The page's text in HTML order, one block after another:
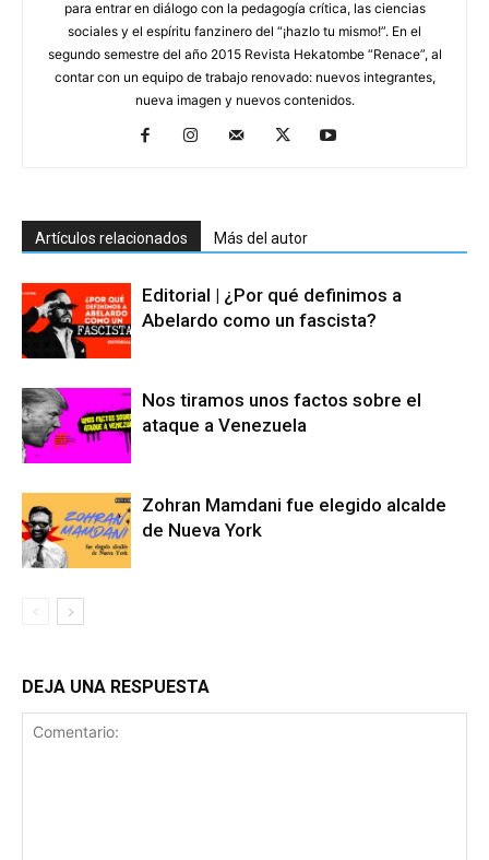
para entrar en diálogo con la pedagogía crítica, las ciencias
sociales y el espíritu fanzinero del “¡hazlo tu mismo!”. En el
segundo semestre del año 2015 Revista Hekatombe “Renace”, al
contar con un equipo de trabajo renovado: nuevos integrantes,
nueva imagen y nuevos contenidos.
Artículos relacionados Más del autor
Editorial | ¿Por qué definimos a
Abelardo como un fascista?
Nos tiramos unos factos sobre el
ataque a Venezuela
Zohran Mamdani fue elegido alcalde
de Nueva York
DEJA UNA RESPUESTA